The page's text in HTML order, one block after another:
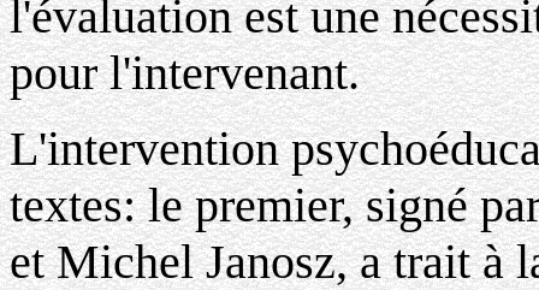
l'évaluation est une
pour l'intervenant.
L'intervention
textes: le premier, signé
et Michel Janosz, a trait à